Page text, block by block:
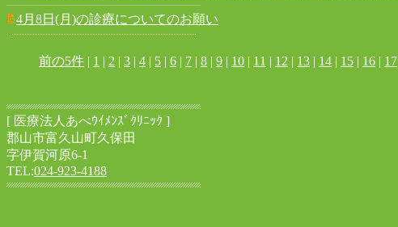
4月8日(月)の診療についてのお願い
前の5件 | 1 | 2 | 3 | 4 | 5 | 6 | 7 | 8 | 9 | 10 | 11 | 12 | 13 | 14 | 15 | 16 | 17
[ 医療法人あべｳｲﾒﾝｽﾞｸﾘﾆｯｸ ]
郡山市富久山町久保田
字伊賀河原6-1
TEL:024-923-4188